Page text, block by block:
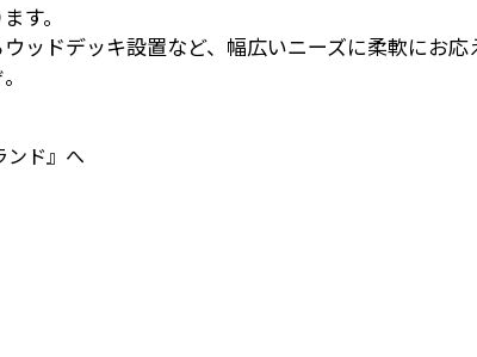
す。
ドデッキ設置など、幅広いニーズに柔軟にお応
ンド』へ